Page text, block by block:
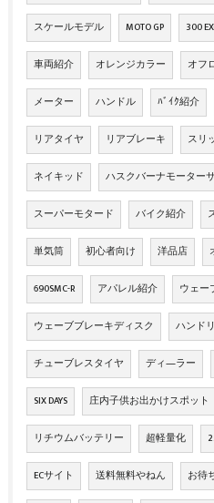
スケールモデル MOTO GP 300
車両紹介 オレンジカラー オフ
メーター ハンドル ﾊﾞｲｸ紹介
リアタイヤ リアブレーキ スリ
ネイキッド ハスクバーナモーター
スーパーモタード バイク紹介
単気筒 初心者向け 洋品店
690SMC-R アパレル紹介 ウェー
ウェーブブレーキディスク ハンド
チューブレスタイヤ ディ―ラー
SIX DAYS 庄内子供お出かけスポット
リチウムバッテリー 超軽量化
ECサイト 送料無料やねん お待